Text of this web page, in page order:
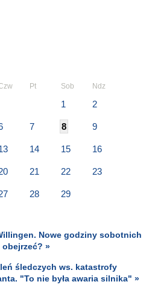
Pt Sob Ndz
1 2
7 8 9
14 15 16
21 22 23
28 29
Nowe godziny sobotnich
»
śledczych ws. katastrofy
"To nie była awaria silnika" »